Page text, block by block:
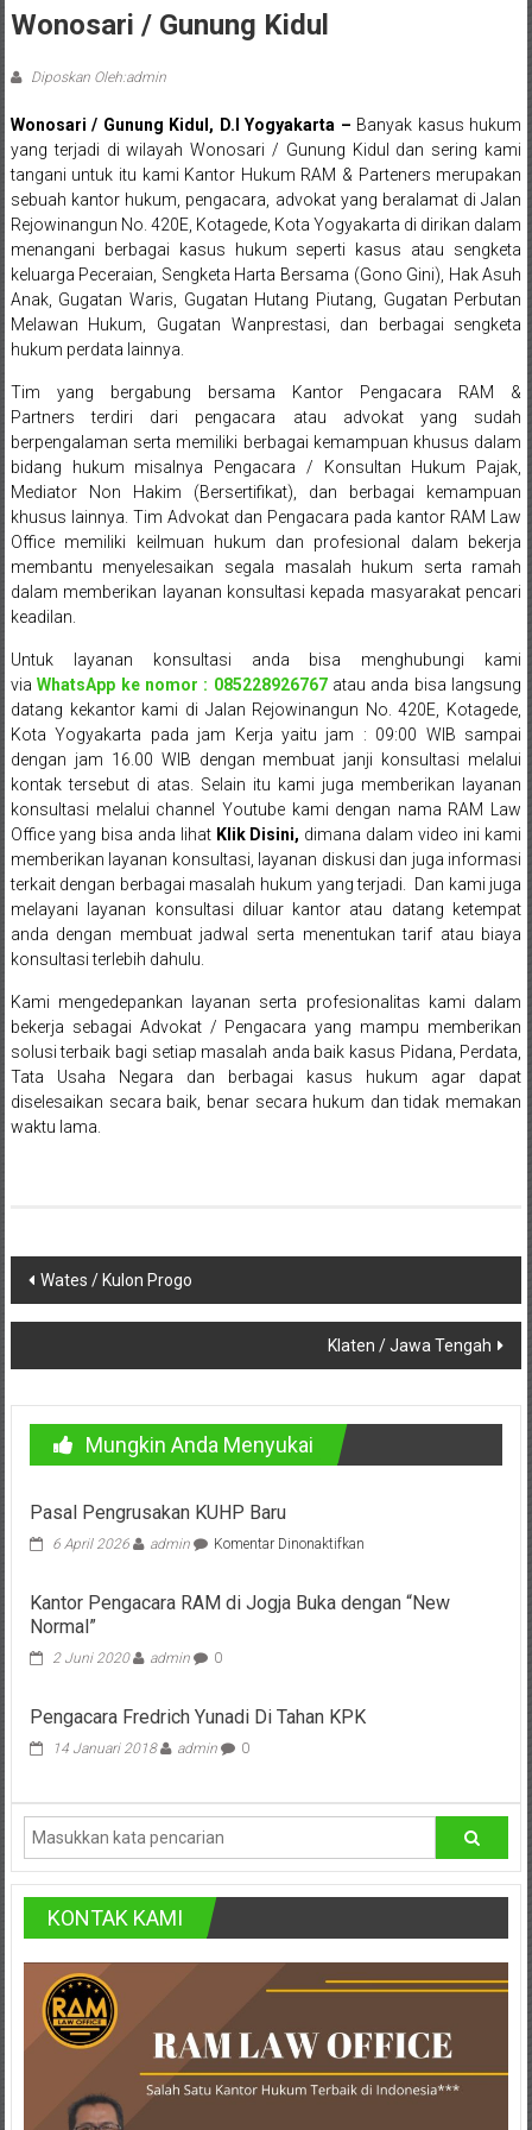
Wonosari,
Wates,
Klaten,
Magelang,
Solo,
Semarang,
Jakarta,
Bali,
Surabaya,
Surakarta,
Sukoharjo,
Mungkid,
Purworejo,
Daerah
Istimewa
Yogyakarta,
Makassar,
Denpasar,
Salatiga,
Ungaran,
Pontianak,
Bandung,
Kendari,
Bengkulu,
Mukomuko,
Kidul,
Kulon
Balikpapan,
Pusat,
Tanggerang,
Purworejo,
Purwokerto,
Kebumen,
Tasikmalaya,
Purwodadi,
Wonogiri,
Pacitan,
Palembang,
Bandar
Wonosari / Gunung Kidul
Diposkan Oleh:admin
Wonosari / Gunung Kidul, D.I Yogyakarta – Banyak kasus hukum
yang terjadi di wilayah Wonosari / Gunung Kidul dan sering kami
tangani untuk itu kami Kantor Hukum RAM & Parteners merupakan
sebuah kantor hukum, pengacara, advokat yang beralamat di Jalan
Rejowinangun No. 420E, Kotagede, Kota Yogyakarta di dirikan dalam
menangani berbagai kasus hukum seperti kasus atau sengketa
keluarga Peceraian, Sengketa Harta Bersama (Gono Gini), Hak Asuh
Anak, Gugatan Waris, Gugatan Hutang Piutang, Gugatan Perbutan
Melawan Hukum, Gugatan Wanprestasi, dan berbagai sengketa
hukum perdata lainnya.
Tim yang bergabung bersama Kantor Pengacara RAM &
Partners terdiri dari pengacara atau advokat yang sudah
berpengalaman serta memiliki berbagai kemampuan khusus dalam
bidang hukum misalnya Pengacara / Konsultan Hukum Pajak,
Mediator Non Hakim (Bersertifikat), dan berbagai kemampuan
khusus lainnya. Tim Advokat dan Pengacara pada kantor RAM Law
Office memiliki keilmuan hukum dan profesional dalam bekerja
membantu menyelesaikan segala masalah hukum serta ramah
dalam memberikan layanan konsultasi kepada masyarakat pencari
keadilan.
Untuk layanan konsultasi anda bisa menghubungi kami
viaWhatsApp ke nomor : 085228926767atau anda bisa langsung
datang kekantor kami di Jalan Rejowinangun No. 420E, Kotagede,
Kota Yogyakarta pada jam Kerja yaitu jam : 09:00 WIB sampai
dengan jam 16.00 WIB dengan membuat janji konsultasi melalui
kontak tersebut di atas. Selain itu kami juga memberikan layanan
konsultasi melalui channel Youtube kami dengan nama RAM Law
Office yang bisa anda lihat Klik Disini, dimana dalam video ini kami
memberikan layanan konsultasi, layanan diskusi dan juga informasi
terkait dengan berbagai masalah hukum yang terjadi. Dan kami juga
melayani layanan konsultasi diluar kantor atau datang ketempat
anda dengan membuat jadwal serta menentukan tarif atau biaya
konsultasi terlebih dahulu.
Kami mengedepankan layanan serta profesionalitas kami dalam
bekerja sebagai Advokat / Pengacara yang mampu memberikan
solusi terbaik bagi setiap masalah anda baik kasus Pidana, Perdata,
Tata Usaha Negara dan berbagai kasus hukum agar dapat
diselesaikan secara baik, benar secara hukum dan tidak memakan
waktu lama.
Navigasi
pos
Wates / Kulon Progo
Klaten / Jawa Tengah
Mungkin Anda Menyukai
Pasal Pengrusakan KUHP Baru
6 April 2026 admin Komentar Dinonaktifkanpada
KUHP
Kantor Pengacara RAM di Jogja Buka dengan “New
Normal”
2 Juni 2020 admin 0
Pengacara Fredrich Yunadi Di Tahan KPK
14 Januari 2018 admin 0
KONTAK KAMI